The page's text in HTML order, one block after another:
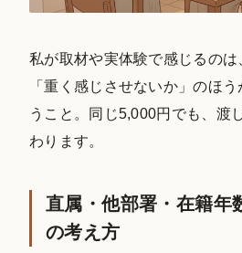
私が取材や実体験で感じるのは
「重く感じさせないか」のほ
うこと。同じ5,000円でも、渡
わります。
直属・他部署・在籍年
の考え方